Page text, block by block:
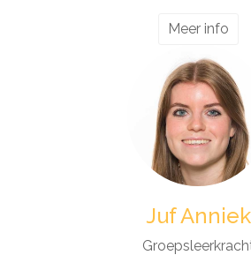
Meer info
Juf Anniek